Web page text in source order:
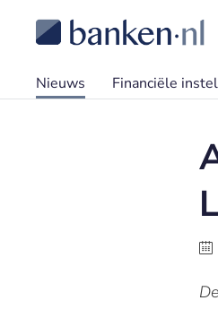
Nieuws Financiële